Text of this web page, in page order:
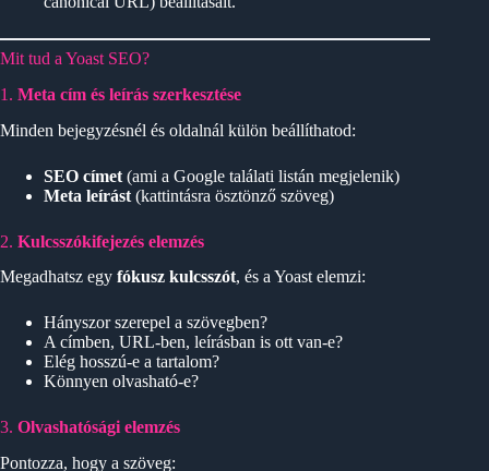
Mit tud a Yoast SEO?
1. Meta cím és leírás szerkesztése
Minden bejegyzésnél és oldalnál külön beállíthatod:
SEO címet (ami a Google találati listán megjelenik)
Meta leírást (kattintásra ösztönző szöveg)
2. Kulcsszókifejezés elemzés
Megadhatsz egy fókusz kulcsszót, és a Yoast elemzi:
Hányszor szerepel a szövegben?
A címben, URL-ben, leírásban is ott van-e?
Elég hosszú-e a tartalom?
Könnyen olvasható-e?
3. Olvashatósági elemzés
Pontozza, hogy a szöveg: